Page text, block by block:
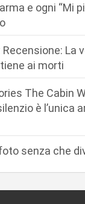
e ogni “Mi
La
ai morti
The Cabin
è l’unica
senza che